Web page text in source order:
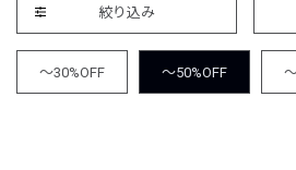
絞り込み
～30%OFF ～50%OFF